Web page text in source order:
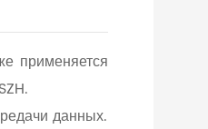
применяется
данных.